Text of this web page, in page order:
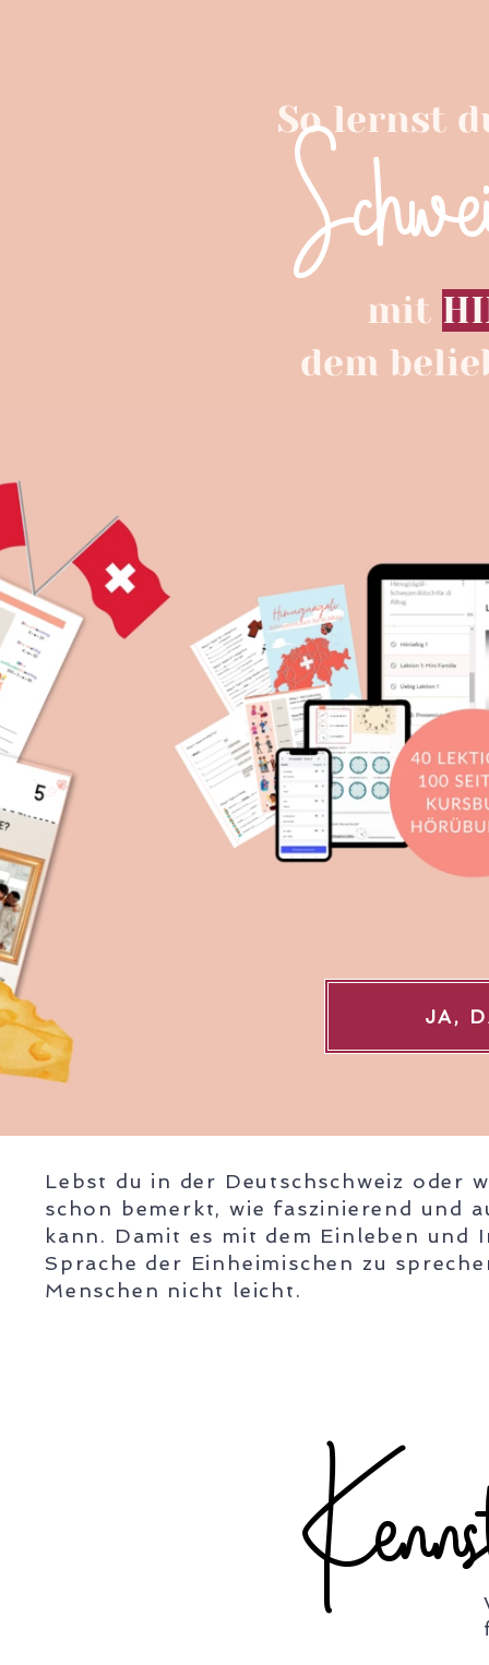
So lernst
mit
dem
JA,
Lebst du in der Deutschschweiz oder
schon bemerkt, wie faszinierend und
kann. Damit es mit dem Einleben
Sprache der Einheimischen zu
Menschen nicht leicht.